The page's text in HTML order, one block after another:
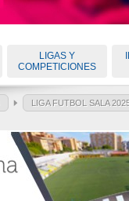
LIGAS Y
COMPETICIONES
LIGA FUTBOL SALA